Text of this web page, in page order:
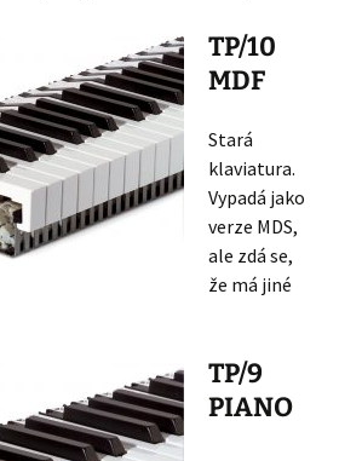
TP/10
MDF
Stará
klaviatura.
Vypadá jako
verze MDS,
ale zdá se,
že má jiné
TP/9
PIANO